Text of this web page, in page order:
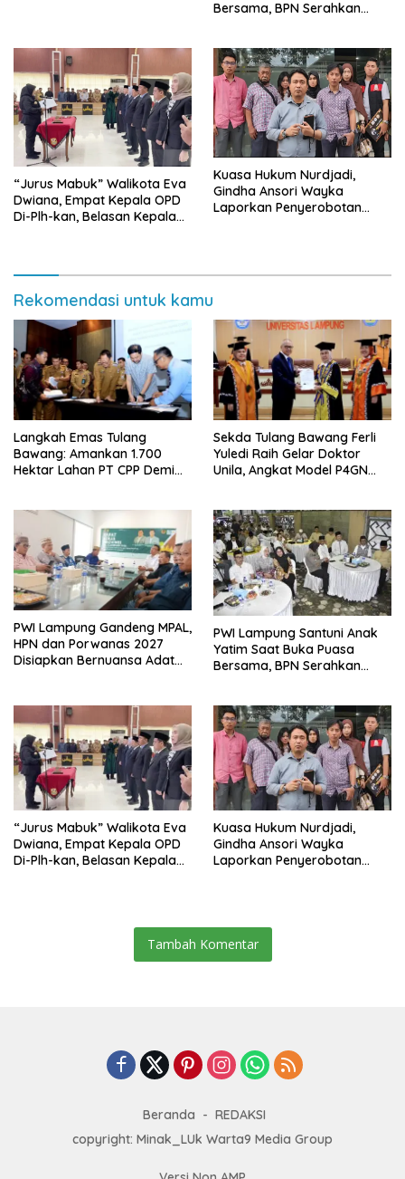
Bersama, BPN Serahkan
“Jurus Mabuk” Walikota Eva
Dwiana, Empat Kepala OPD
Di-Plh-kan, Belasan Kepala
Kuasa Hukum Nurdjadi,
Gindha Ansori Wayka
Laporkan Penyerobotan
Rekomendasi untuk kamu
Langkah Emas Tulang
Bawang: Amankan 1.700
Hektar Lahan PT CPP Demi
Sekda Tulang Bawang Ferli
Yuledi Raih Gelar Doktor
Unila, Angkat Model P4GN
PWI Lampung Gandeng MPAL,
HPN dan Porwanas 2027
Disiapkan Bernuansa Adat
PWI Lampung Santuni Anak
Yatim Saat Buka Puasa
Bersama, BPN Serahkan
“Jurus Mabuk” Walikota Eva
Dwiana, Empat Kepala OPD
Di-Plh-kan, Belasan Kepala
Kuasa Hukum Nurdjadi,
Gindha Ansori Wayka
Laporkan Penyerobotan
Tambah Komentar
Beranda
REDAKSI
copyright: Minak_LUk Warta9 Media Group